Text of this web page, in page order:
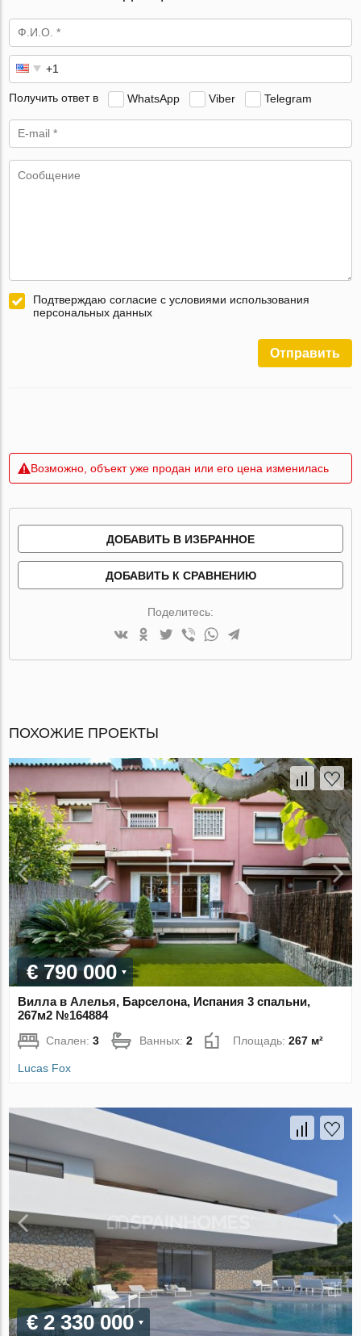
Получить ответ в WhatsApp Viber Telegram
Подтверждаю согласие с условиями использования
персональных данных
Отправить
Возможно, объект уже продан или его цена изменилась
ДОБАВИТЬ В ИЗБРАННОЕ
ДОБАВИТЬ К СРАВНЕНИЮ
Поделитесь:
ПОХОЖИЕ ПРОЕКТЫ
€ 790 000
Вилла в Алелья, Барселона, Испания 3 спальни,
267м2 №164884
Спален:3 Ванных:2 Площадь:267 м²
Lucas Fox
€ 2 330 000